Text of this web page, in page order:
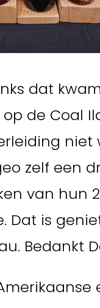
dat
de Coal
niet
zelf een
van hun
Dat is
Bedankt